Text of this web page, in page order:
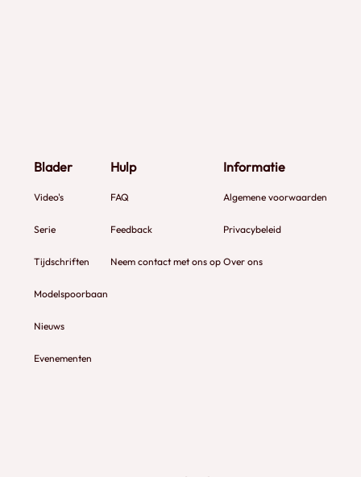
Blader
Video's
Serie
Tijdschriften
Modelspoorbaan
Nieuws
Evenementen
Hulp
FAQ
Feedback
Neem contact met ons op
Informatie
Algemene voorwaarden
Privacybeleid
Over ons